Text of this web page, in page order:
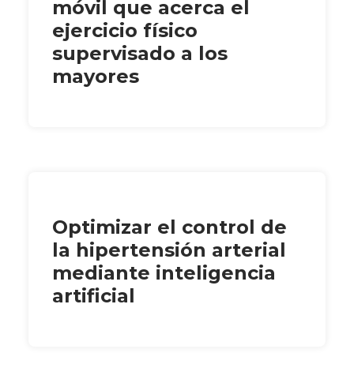
móvil que acerca el
ejercicio físico
supervisado a los
mayores
Optimizar el control de
la hipertensión arterial
mediante inteligencia
artificial